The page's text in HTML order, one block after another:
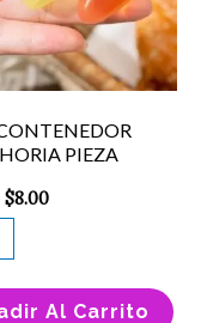
PIEZA
$8.00
Al Carrito